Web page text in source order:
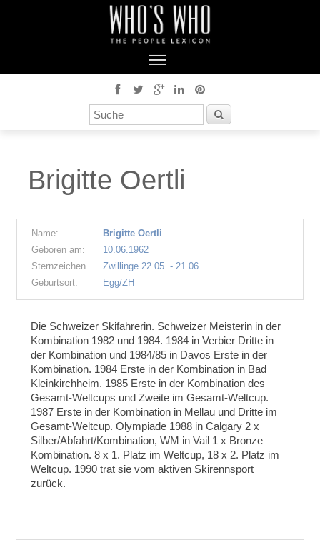
Brigitte Oertli
Name:
Brigitte Oertli
Geboren am:
10.06.1962
Sternzeichen
Zwillinge 22.05. - 21.06
Geburtsort:
Egg/ZH
Die Schweizer Skifahrerin. Schweizer Meisterin in der
Kombination 1982 und 1984. 1984 in Verbier Dritte in
der Kombination und 1984/85 in Davos Erste in der
Kombination. 1984 Erste in der Kombination in Bad
Kleinkirchheim. 1985 Erste in der Kombination des
Gesamt-Weltcups und Zweite im Gesamt-Weltcup.
1987 Erste in der Kombination in Mellau und Dritte im
Gesamt-Weltcup. Olympiade 1988 in Calgary 2 x
Silber/Abfahrt/Kombination, WM in Vail 1 x Bronze
Kombination. 8 x 1. Platz im Weltcup, 18 x 2. Platz im
Weltcup. 1990 trat sie vom aktiven Skirennsport
zurück.